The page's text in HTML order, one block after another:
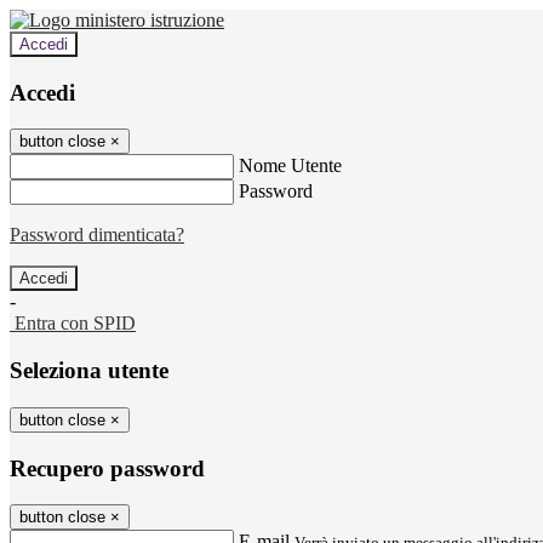
Accedi
Accedi
button close ×
Nome Utente
Password
Password dimenticata?
-
Entra con SPID
Seleziona utente
button close ×
Recupero password
button close ×